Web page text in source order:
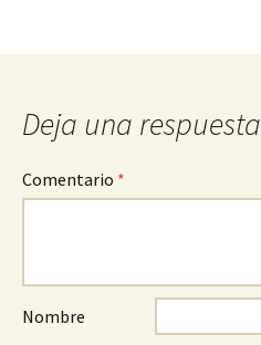
Deja una respuesta
Comentario *
Nombre